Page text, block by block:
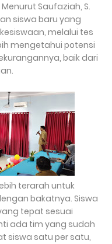
Saufaziah, S.
siswa baru yang
melalui tes
mengetahui potensi
baik dari
terarah untuk
bakatnya. Siswa
tepat sesuai
ada tim yang sudah
siswa satu per satu,